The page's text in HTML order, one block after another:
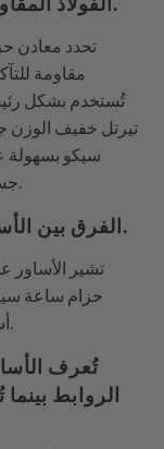
تحدد معادن
مقاومة
تُستخدم بشكل
تيرتل خفيف الوزن
سيكو بسهولة
6. الفرق بين الأساور وحزام الساعة هو فرق دقيق.
تشير الأساور
حزام ساعة
أساور أو حزام آخر يثبت الساعة على معصمك.
الروابط